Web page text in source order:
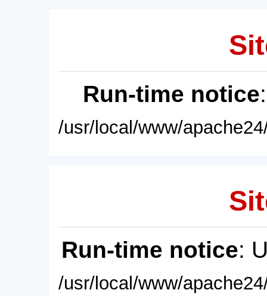
Run-time notice
/usr/local/www/
Run-time notice:
/usr/local/www/